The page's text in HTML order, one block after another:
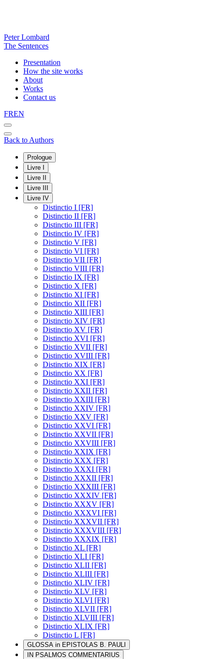
Peter Lombard
The Sentences
Presentation
How the site works
About
Works
Contact us
FREN
Back to Authors
Prologue
Livre I
Livre II
Livre III
Livre IV
Distinctio I [FR]
Distinctio II [FR]
Distinctio III [FR]
Distinctio IV [FR]
Distinctio V [FR]
Distinctio VI [FR]
Distinctio VII [FR]
Distinctio VIII [FR]
Distinctio IX [FR]
Distinctio X [FR]
Distinctio XI [FR]
Distinctio XII [FR]
Distinctio XIII [FR]
Distinctio XIV [FR]
Distinctio XV [FR]
Distinctio XVI [FR]
Distinctio XVII [FR]
Distinctio XVIII [FR]
Distinctio XIX [FR]
Distinctio XX [FR]
Distinctio XXI [FR]
Distinctio XXII [FR]
Distinctio XXIII [FR]
Distinctio XXIV [FR]
Distinctio XXV [FR]
Distinctio XXVI [FR]
Distinctio XXVII [FR]
Distinctio XXVIII [FR]
Distinctio XXIX [FR]
Distinctio XXX [FR]
Distinctio XXXI [FR]
Distinctio XXXII [FR]
Distinctio XXXIII [FR]
Distinctio XXXIV [FR]
Distinctio XXXV [FR]
Distinctio XXXVI [FR]
Distinctio XXXVII [FR]
Distinctio XXXVIII [FR]
Distinctio XXXIX [FR]
Distinctio XL [FR]
Distinctio XLI [FR]
Distinctio XLII [FR]
Distinctio XLIII [FR]
Distinctio XLIV [FR]
Distinctio XLV [FR]
Distinctio XLVI [FR]
Distinctio XLVII [FR]
Distinctio XLVIII [FR]
Distinctio XLIX [FR]
Distinctio L [FR]
GLOSSA in EPISTOLAS B. PAULI
IN PSALMOS COMMENTARIUS